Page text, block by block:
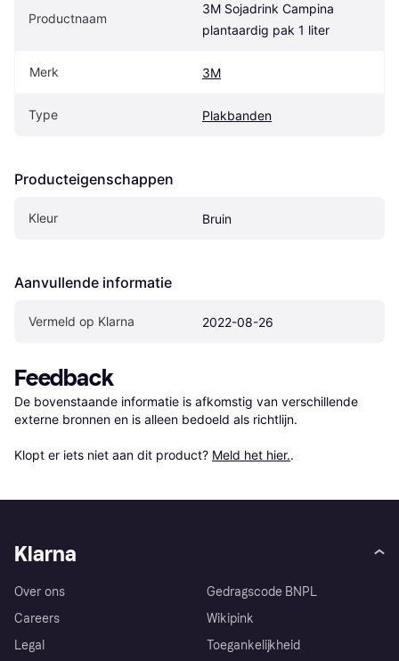
Productnaam
3M Sojadrink Campina
plantaardig pak 1 liter
Merk 3M
Type Plakbanden
Producteigenschappen
Kleur Bruin
Aanvullende informatie
Vermeld op Klarna 2022-08-26
Feedback
De bovenstaande informatie is afkomstig van verschillende
externe bronnen en is alleen bedoeld als richtlijn.
Klopt er iets niet aan dit product? Meld het hier..
Klarna
Over ons
Careers
Legal
Gedragscode BNPL
Wikipink
Toegankelijkheid